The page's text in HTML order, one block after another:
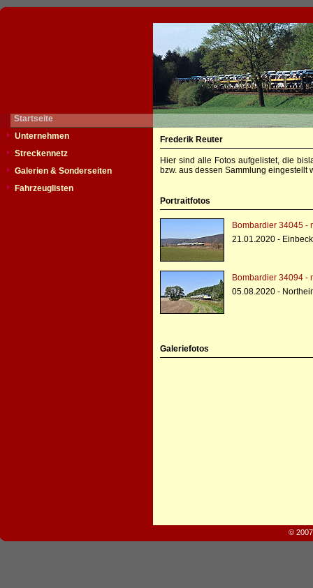
Startseite
Unternehmen
Streckennetz
Galerien & Sonderseiten
Fahrzeuglisten
Frederik Reuter
Hier sind alle Fotos aufgelistet, die
bzw. aus dessen Sammlung eingestellt
Portraitfotos
Bombardier 34045 -
21.01.2020 -
Bombardier 34094 -
05.08.2020 -
Galeriefotos
©